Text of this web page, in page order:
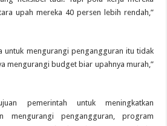
upah mereka 40 persen lebih rendah,”
untuk mengurangi pengangguran itu tidak
mengurangi budget biar upahnya murah,”
pemerintah untuk meningkatkan
mengurangi pengangguran, program